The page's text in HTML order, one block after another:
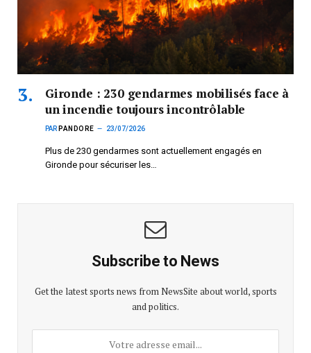
Gironde : 230 gendarmes mobilisés face à
un incendie toujours incontrôlable
PAR PANDORE 23/07/2026
Plus de 230 gendarmes sont actuellement engagés en
Gironde pour sécuriser les…
Subscribe to News
Get the latest sports news from NewsSite about world, sports
and politics.